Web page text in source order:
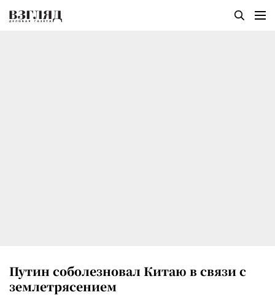
Путин соболезновал Китаю в связи с
землетрясением